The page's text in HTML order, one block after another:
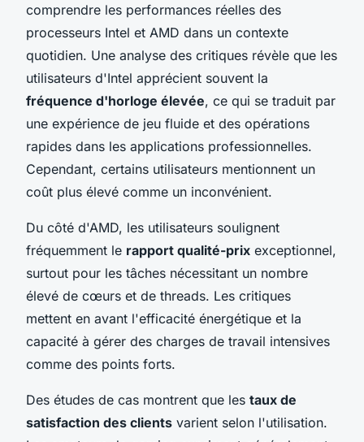
comprendre les performances réelles des
processeurs Intel et AMD dans un contexte
quotidien. Une analyse des critiques révèle que les
utilisateurs d'Intel apprécient souvent la
fréquence d'horloge élevée, ce qui se traduit par
une expérience de jeu fluide et des opérations
rapides dans les applications professionnelles.
Cependant, certains utilisateurs mentionnent un
coût plus élevé comme un inconvénient.
Du côté d'AMD, les utilisateurs soulignent
fréquemment le rapport qualité-prix exceptionnel,
surtout pour les tâches nécessitant un nombre
élevé de cœurs et de threads. Les critiques
mettent en avant l'efficacité énergétique et la
capacité à gérer des charges de travail intensives
comme des points forts.
Des études de cas montrent que les taux de
satisfaction des clients varient selon l'utilisation.